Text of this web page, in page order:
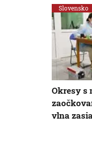
Slovensko
Okresy s
vlna